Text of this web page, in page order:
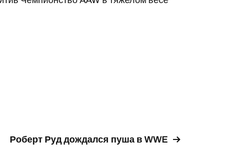
Роберт Руд дождался пуша в WWE